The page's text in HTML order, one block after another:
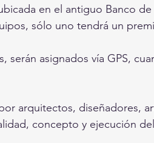
en el antiguo Banco
sólo uno tendrá un
serán asignados vía GPS,
arquitectos, diseñadores,
concepto y ejecución